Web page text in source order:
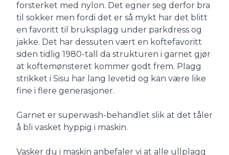
forsterket med nylon. Det egner seg derfor bra
til sokker men fordi det er så mykt har det blitt
en favoritt til bruksplagg under parkdress og
jakke. Det har dessuten vært en koftefavoritt
siden tidlig 1980-tall da strukturen i garnet gjør
at koftemønsteret kommer godt frem. Plagg
strikket i Sisu har lang levetid og kan være like
fine i flere generasjoner.
Garnet er superwash-behandlet slik at det tåler
å bli vasket hyppig i maskin.
Vasker du i maskin anbefaler vi at alle ullplagg